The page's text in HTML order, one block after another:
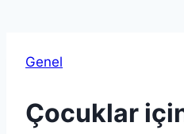
Genel
Çocuklar